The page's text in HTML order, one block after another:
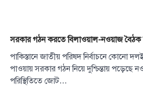
সরকার গঠন করতে বিলাওয়াল-নওয়াজ
পাকিস্তানে জাতীয় পরিষদ নির্বাচনে কোনো
পাওয়ায় সরকার গঠন নিয়ে দুশ্চিন্তায়
পরিস্থিতিতে জোট…